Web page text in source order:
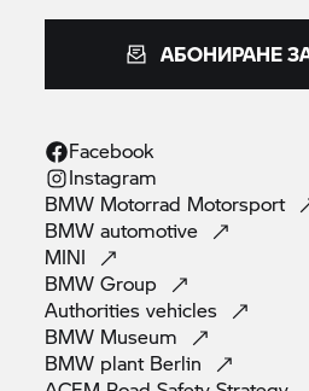
АБОНИРАНЕ
Facebook
Instagram
BMW Motorrad Motorsport
BMWautomotive
MINI
BMWGroup
Authoritiesvehicles
BMW Museum
BMW plant Berlin